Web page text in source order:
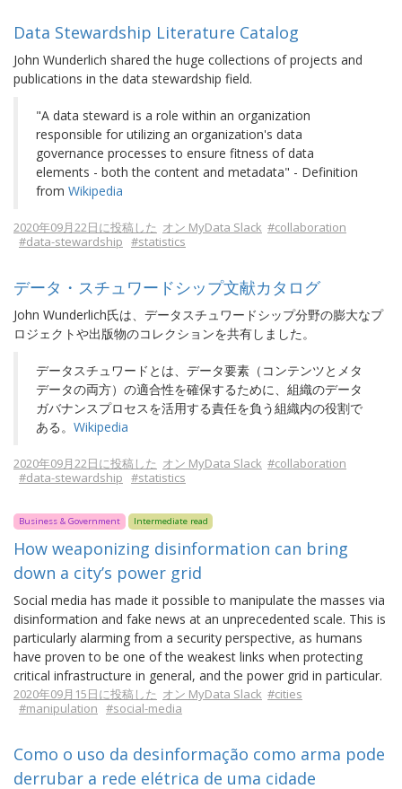
Data Stewardship Literature Catalog
John Wunderlich shared the huge collections of projects and
publications in the data stewardship field.
"A data steward is a role within an organization
responsible for utilizing an organization's data
governance processes to ensure fitness of data
elements - both the content and metadata" - Definition
from Wikipedia
2020年09月22日に投稿した オン MyData Slack #collaboration
#data-stewardship #statistics
データ・スチュワードシップ文献カタログ
John Wunderlich氏は、データスチュワードシップ分野の膨大なプ
ロジェクトや出版物のコレクションを共有しました。
データスチュワードとは、データ要素（コンテンツとメタ
データの両方）の適合性を確保するために、組織のデータ
ガバナンスプロセスを活用する責任を負う組織内の役割で
ある。 Wikipedia
2020年09月22日に投稿した オン MyData Slack #collaboration
#data-stewardship #statistics
Business & Government Intermediate read
How weaponizing disinformation can bring
down a city’s power grid
Social media has made it possible to manipulate the masses via
disinformation and fake news at an unprecedented scale. This is
particularly alarming from a security perspective, as humans
have proven to be one of the weakest links when protecting
critical infrastructure in general, and the power grid in particular.
2020年09月15日に投稿した オン MyData Slack #cities
#manipulation #social-media
Como o uso da desinformação como arma pode
derrubar a rede elétrica de uma cidade